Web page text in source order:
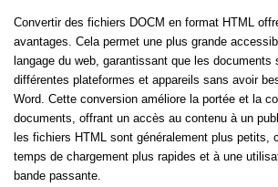
Convertir des fichiers DOCM en format HTML
avantages. Cela permet une plus grande
langage du web, garantissant que les
différentes plateformes et appareils sans avoir
Word. Cette conversion améliore la portée et la
documents, offrant un accès au contenu à un
les fichiers HTML sont généralement plus petits,
temps de chargement plus rapides et à une
bande passante.